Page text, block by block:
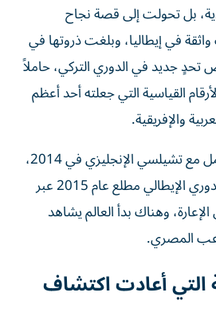
بل تحولت إلى قصة نجاح
في إيطاليا، وبلغت ذروتها في
تحدٍ جديد في الدوري التركي، حاملاً
القياسية التي جعلته أحد أعظم
والإفريقية.
بعد تجربة قصيرة لم تكتمل مع تشيلسي الإنجليزي في 2014،
انتقل محمد صلاح إلى الدوري الإيطالي مطلع عام 2015 عبر
وهناك بدأ العالم يشاهد
المصري.
التي أعادت اكتشاف